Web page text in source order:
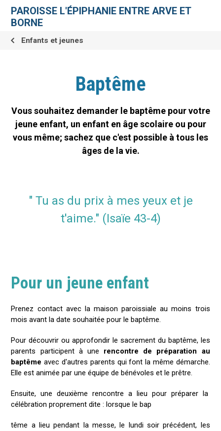
contenu.
navigation
personnelsPAROISSE L'ÉPIPHANIE ENTRE ARVE ET
BORNE
Enfants et jeunes
Baptême
Vous souhaitez demander le baptême pour votre
jeune enfant, un enfant en âge scolaire ou pour
vous même; sachez que c'est possible à tous les
âges de la vie.
" Tu as du prix à mes yeux et je
t'aime." (Isaïe 43-4)
Pour un jeune enfant
Prenez contact avec la maison paroissiale au moins trois
mois avant la date souhaitée pour le baptême.
Pour découvrir ou approfondir le sacrement du baptême, les
parents participent à une rencontre de préparation au
baptêmeavec d'autres parents qui font la même démarche.
Elle est animée par une équipe de bénévoles et le prêtre.
Ensuite, une deuxième rencontre a lieu pour préparer la
célébration proprement dite : lorsque le bap
tême a lieu pendant la messe, le lundi soir précédent, les